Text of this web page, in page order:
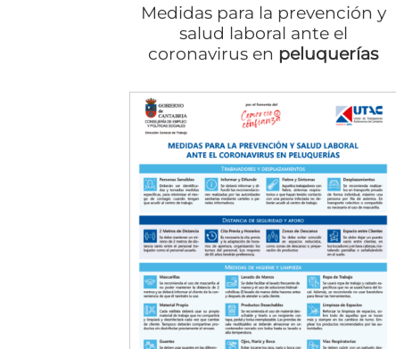
Medidas para la prevención y
salud laboral ante el
coronavirus en peluquerías